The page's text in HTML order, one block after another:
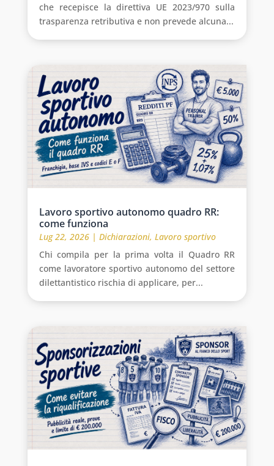
che recepisce la direttiva UE 2023/970 sulla
trasparenza retributiva e non prevede alcuna...
Lavoro sportivo autonomo quadro RR:
come funziona
Lug 22, 2026| Dichiarazioni, Lavoro sportivo
Chi compila per la prima volta il Quadro RR
come lavoratore sportivo autonomo del settore
dilettantistico rischia di applicare, per...